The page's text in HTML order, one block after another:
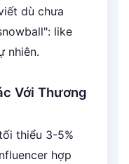
dù chưa
like
nhiên.
Với Thương
thiểu 3-5%
hợp